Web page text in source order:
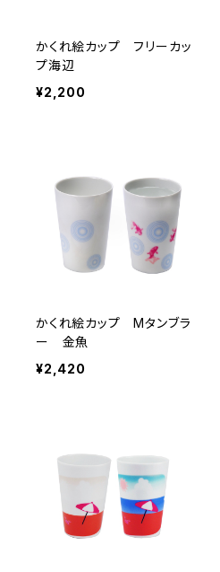
かくれ絵カップ フリーカッ
プ海辺
¥2,200
かくれ絵カップ Mタンブラ
ー 金魚
¥2,420